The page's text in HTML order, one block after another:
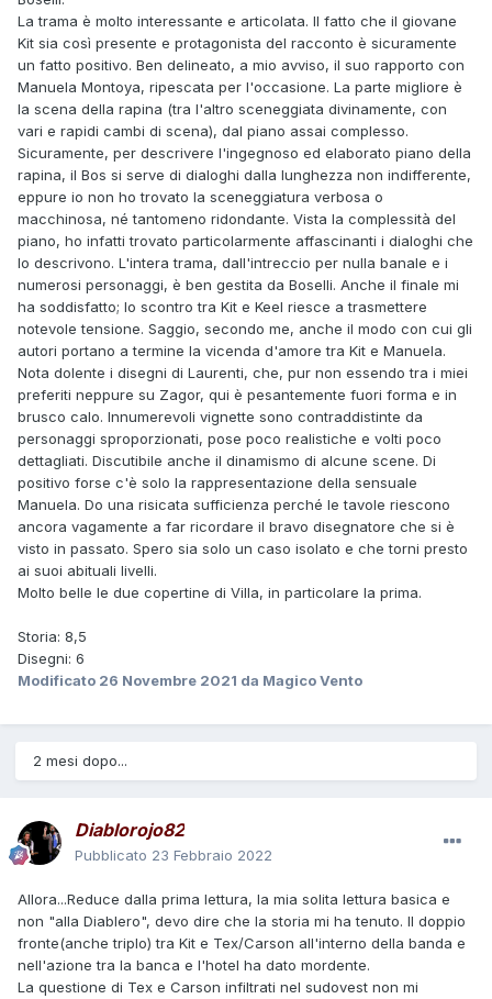
La trama è molto interessante e articolata. Il fatto che il giovane
Kit sia così presente e protagonista del racconto è sicuramente
un fatto positivo. Ben delineato, a mio avviso, il suo rapporto con
Manuela Montoya, ripescata per l'occasione. La parte migliore è
la scena della rapina (tra l'altro sceneggiata divinamente, con
vari e rapidi cambi di scena), dal piano assai complesso.
Sicuramente, per descrivere l'ingegnoso ed elaborato piano della
rapina, il Bos si serve di dialoghi dalla lunghezza non indifferente,
eppure io non ho trovato la sceneggiatura verbosa o
macchinosa, né tantomeno ridondante. Vista la complessità del
piano, ho infatti trovato particolarmente affascinanti i dialoghi che
lo descrivono. L'intera trama, dall'intreccio per nulla banale e i
numerosi personaggi, è ben gestita da Boselli. Anche il finale mi
ha soddisfatto; lo scontro tra Kit e Keel riesce a trasmettere
notevole tensione. Saggio, secondo me, anche il modo con cui gli
autori portano a termine la vicenda d'amore tra Kit e Manuela.
Nota dolente i disegni di Laurenti, che, pur non essendo tra i miei
preferiti neppure su Zagor, qui è pesantemente fuori forma e in
brusco calo. Innumerevoli vignette sono contraddistinte da
personaggi sproporzionati, pose poco realistiche e volti poco
dettagliati. Discutibile anche il dinamismo di alcune scene. Di
positivo forse c'è solo la rappresentazione della sensuale
Manuela. Do una risicata sufficienza perché le tavole riescono
ancora vagamente a far ricordare il bravo disegnatore che si è
visto in passato. Spero sia solo un caso isolato e che torni presto
ai suoi abituali livelli.
Molto belle le due copertine di Villa, in particolare la prima.
Storia: 8,5
Disegni: 6
Modificato 26 Novembre 2021 da Magico Vento
2 mesi dopo...
Diablorojo82
Pubblicato 23 Febbraio 2022
Allora...Reduce dalla prima lettura, la mia solita lettura basica e
non "alla Diablero", devo dire che la storia mi ha tenuto. Il doppio
fronte(anche triplo) tra Kit e Tex/Carson all'interno della banda e
nell'azione tra la banca e l'hotel ha dato mordente.
La questione di Tex e Carson infiltrati nel sudovest non mi